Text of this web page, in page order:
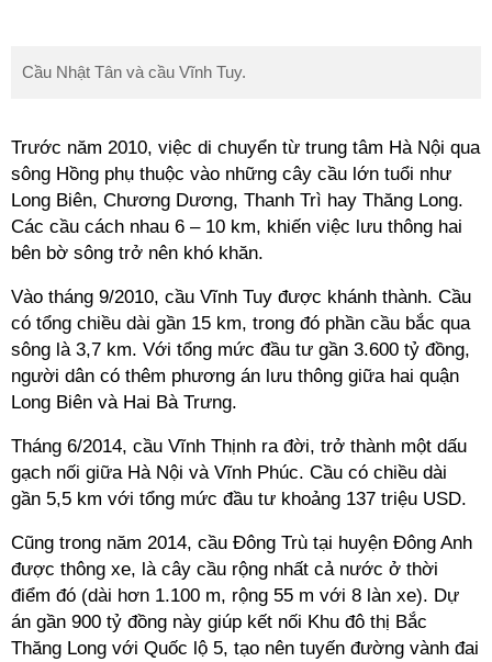
Cầu Nhật Tân và cầu Vĩnh Tuy.
Trước năm 2010, việc di chuyển từ trung tâm Hà Nội qua
sông Hồng phụ thuộc vào những cây cầu lớn tuổi như
Long Biên, Chương Dương, Thanh Trì hay Thăng Long.
Các cầu cách nhau 6 – 10 km, khiến việc lưu thông hai
bên bờ sông trở nên khó khăn.
Vào tháng 9/2010, cầu Vĩnh Tuy được khánh thành. Cầu
có tổng chiều dài gần 15 km, trong đó phần cầu bắc qua
sông là 3,7 km. Với tổng mức đầu tư gần 3.600 tỷ đồng,
người dân có thêm phương án lưu thông giữa hai quận
Long Biên và Hai Bà Trưng.
Tháng 6/2014, cầu Vĩnh Thịnh ra đời, trở thành một dấu
gạch nối giữa Hà Nội và Vĩnh Phúc. Cầu có chiều dài
gần 5,5 km với tổng mức đầu tư khoảng 137 triệu USD.
Cũng trong năm 2014, cầu Đông Trù tại huyện Đông Anh
được thông xe, là cây cầu rộng nhất cả nước ở thời
điểm đó (dài hơn 1.100 m, rộng 55 m với 8 làn xe). Dự
án gần 900 tỷ đồng này giúp kết nối Khu đô thị Bắc
Thăng Long với Quốc lộ 5, tạo nên tuyến đường vành đai